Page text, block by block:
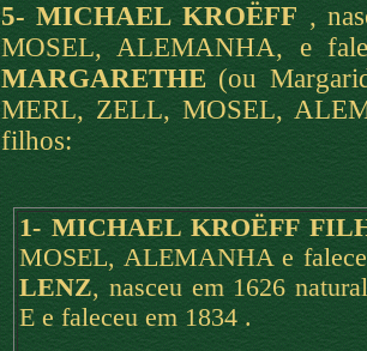
5- MICHAEL KROËFF ,
MOSEL, ALEMANHA, e
MARGARETHE(ou
MERL, ZELL, MOSEL,
filhos:
1- MICHAEL KROËFF
MOSEL, ALEMANHA e
LENZ, nasceu em 1626
E e faleceu em 1834 .